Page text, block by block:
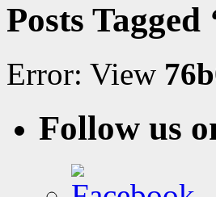
Posts Tagged
Error: View
Follow us